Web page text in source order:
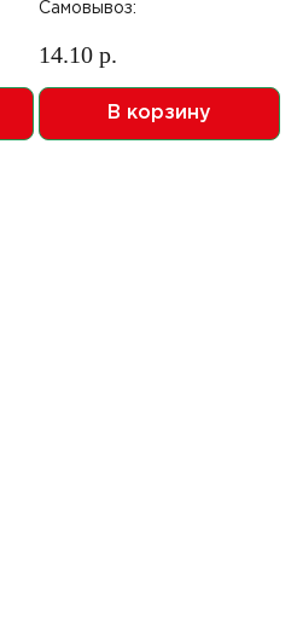
Самовывоз:
14.10 р.
В корзину